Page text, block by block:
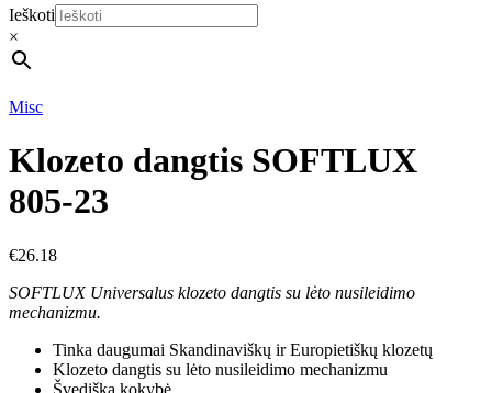
Ieškoti
×
Misc
Klozeto dangtis SOFTLUX
805-23
€26.18
SOFTLUX Universalus klozeto dangtis su lėto nusileidimo
mechanizmu.
Tinka daugumai Skandinaviškų ir Europietiškų klozetų
Klozeto dangtis su lėto nusileidimo mechanizmu
Švediška kokybė